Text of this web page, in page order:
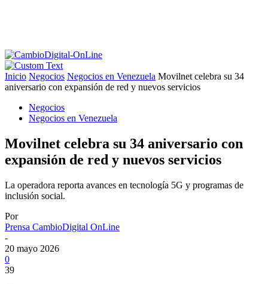
Inicio Negocios Negocios en Venezuela Movilnet celebra su 34
aniversario con expansión de red y nuevos servicios
Negocios
Negocios en Venezuela
Movilnet celebra su 34 aniversario con
expansión de red y nuevos servicios
La operadora reporta avances en tecnología 5G y programas de
inclusión social.
Por
Prensa CambioDigital OnLine
-
20 mayo 2026
0
39